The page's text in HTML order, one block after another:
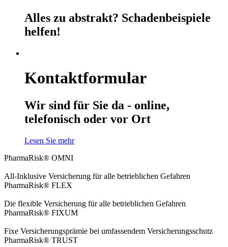
Alles zu abstrakt? Schadenbeispiele
helfen!
Kontaktformular
Wir sind für Sie da - online,
telefonisch oder vor Ort
Lesen Sie mehr
PharmaRisk® OMNI
All-Inklusive Versicherung für alle betrieblichen Gefahren
PharmaRisk® FLEX
Die flexible Versicherung für alle betrieblichen Gefahren
PharmaRisk® FIXUM
Fixe Versicherungsprämie bei umfassendem Versicherungsschutz
PharmaRisk® TRUST